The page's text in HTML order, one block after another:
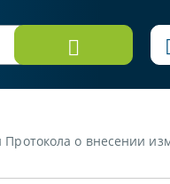
Независимых Государств в борьбе с